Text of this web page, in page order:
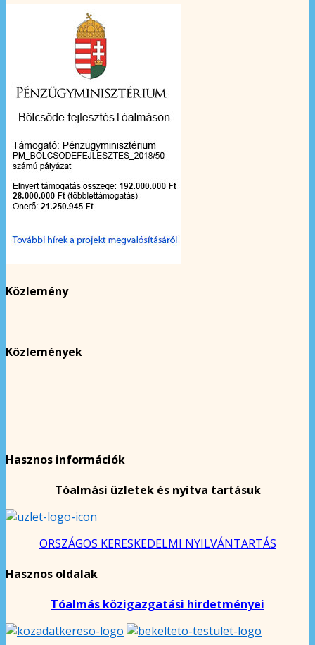
Közlemény
Közlemények
Hasznos információk
Tóalmási üzletek és nyitva tartásuk
ORSZÁGOS KERESKEDELMI NYILVÁNTARTÁS
Hasznos oldalak
Tóalmás közigazgatási hirdetményei